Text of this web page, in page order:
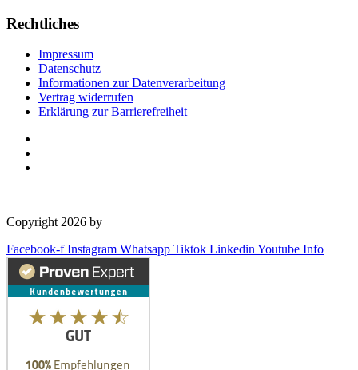
Rechtliches
Impressum
Datenschutz
Informationen zur Datenverarbeitung
Vertrag widerrufen
Erklärung zur Barrierefreiheit
Copyright 2026 by
Facebook-f Instagram Whatsapp Tiktok Linkedin Youtube Info